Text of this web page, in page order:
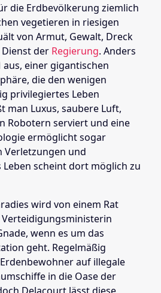
die Erdbevölkerung ziemlich
vegetieren in riesigen
von Armut, Gewalt, Dreck
der Regierung. Anders
aus, einer gigantischen
die den wenigen
privilegiertes Leben
man Luxus, saubere Luft,
Robotern serviert und eine
ermöglicht sogar
Verletzungen und
Leben scheint dort möglich zu
wird von einem Rat
wenn es um das
geht. Regelmäßig
auf illegale
in die Oase der